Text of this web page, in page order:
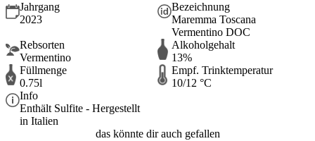
Jahrgang
2023
Bezeichnung
Maremma Toscana
Vermentino DOC
Rebsorten
Vermentino
Alkoholgehalt
13%
Füllmenge
0.75l
Empf. Trinktemperatur
10/12 °C
Info
Enthält Sulfite - Hergestellt
in Italien
das könnte dir auch gefallen